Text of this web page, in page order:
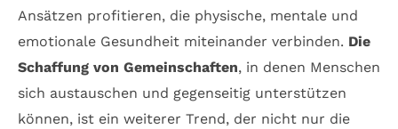
Ansätzen profitieren, die physische, mentale und
emotionale Gesundheit miteinander verbinden. Die
Schaffung von Gemeinschaften, in denen Menschen
sich austauschen und gegenseitig unterstützen
können, ist ein weiterer Trend, der nicht nur die